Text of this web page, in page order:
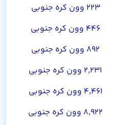
۲۲۳ وون کره جنوبی
۴۴۶ وون کره جنوبی
۸۹۲ وون کره جنوبی
۲,۲۳۱ وون کره جنوبی
۴,۴۶۱ وون کره جنوبی
۸,۹۲۲ وون کره جنوبی